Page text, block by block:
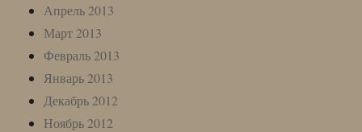
Апрель 2013
Март 2013
Февраль 2013
Январь 2013
Декабрь 2012
Ноябрь 2012